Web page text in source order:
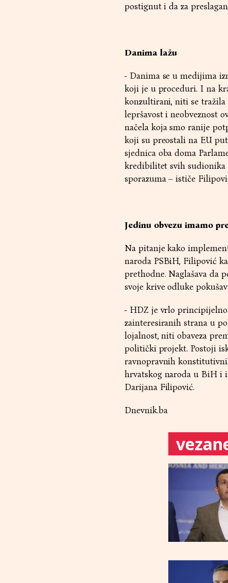
postignut i da za
Danima lažu
- Danima se u medijima
koji je u proceduri. I na
konzultirani, niti se tražila
lepršavost i neobveznost
načela koja smo ranije
koji su preostali na EU
sjednica oba doma
kredibilitet svih sudionika
sporazuma – ističe
Jedinu obvezu imamo
Na pitanje kako
naroda PSBiH, Filipović
prethodne. Naglašava da
svoje krive odluke
- HDZ je vrlo principijelno
zainteresiranih strana u
lojalnost, niti obaveza
politički projekt. Postoji
ravnopravnih
hrvatskog naroda u BiH i
Darijana Filipović.
Dnevnik.ba